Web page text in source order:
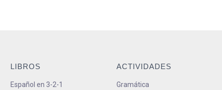
LIBROS
Español en 3-2-1
ACTIVIDADES
Gramática